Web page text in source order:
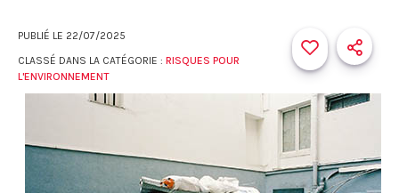
PUBLIÉ LE 22/07/2025
CLASSÉ DANS LA CATÉGORIE : RISQUES POUR
L'ENVIRONNEMENT